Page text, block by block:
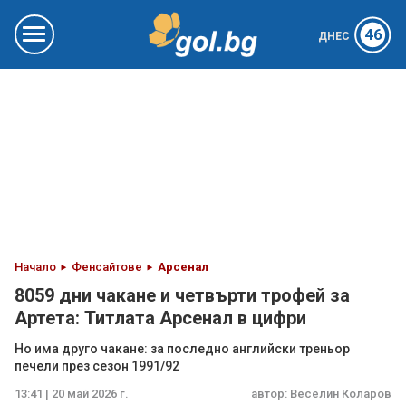
ДНЕС 46
Начало Фенсайтове Арсенал
8059 дни чакане и четвърти трофей за
Артета: Титлата Арсенал в цифри
Но има друго чакане: за последно английски треньор
печели през сезон 1991/92
13:41 | 20 май 2026 г. автор: Веселин Коларов